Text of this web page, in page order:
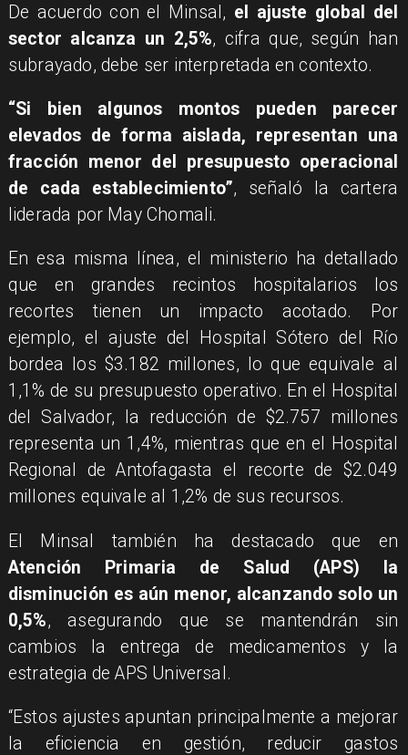
De acuerdo con el Minsal, el ajuste global del
sector alcanza un 2,5%, cifra que, según han
subrayado, debe ser interpretada en contexto.
“Si bien algunos montos pueden parecer
elevados de forma aislada, representan una
fracción menor del presupuesto operacional
de cada establecimiento”, señaló la cartera
liderada por May Chomali.
En esa misma línea, el ministerio ha detallado
que en grandes recintos hospitalarios los
recortes tienen un impacto acotado. Por
ejemplo, el ajuste del Hospital Sótero del Río
bordea los $3.182 millones, lo que equivale al
1,1% de su presupuesto operativo. En el Hospital
del Salvador, la reducción de $2.757 millones
representa un 1,4%, mientras que en el Hospital
Regional de Antofagasta el recorte de $2.049
millones equivale al 1,2% de sus recursos.
El Minsal también ha destacado que en
Atención Primaria de Salud (APS) la
disminución es aún menor, alcanzando solo un
0,5%, asegurando que se mantendrán sin
cambios la entrega de medicamentos y la
estrategia de APS Universal.
“Estos ajustes apuntan principalmente a mejorar
la eficiencia en gestión, reducir gastos